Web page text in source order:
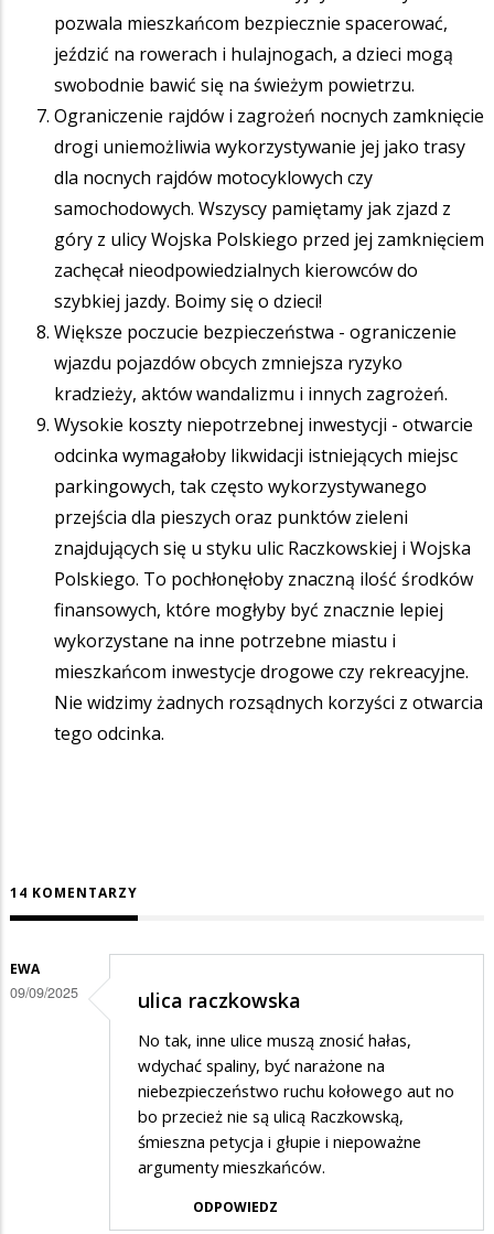
pozwala mieszkańcom bezpiecznie spacerować,
jeździć na rowerach i hulajnogach, a dzieci mogą
swobodnie bawić się na świeżym powietrzu.
Ograniczenie rajdów i zagrożeń nocnych zamknięcie
drogi uniemożliwia wykorzystywanie jej jako trasy
dla nocnych rajdów motocyklowych czy
samochodowych. Wszyscy pamiętamy jak zjazd z
góry z ulicy Wojska Polskiego przed jej zamknięciem
zachęcał nieodpowiedzialnych kierowców do
szybkiej jazdy. Boimy się o dzieci!
Większe poczucie bezpieczeństwa - ograniczenie
wjazdu pojazdów obcych zmniejsza ryzyko
kradzieży, aktów wandalizmu i innych zagrożeń.
Wysokie koszty niepotrzebnej inwestycji - otwarcie
odcinka wymagałoby likwidacji istniejących miejsc
parkingowych, tak często wykorzystywanego
przejścia dla pieszych oraz punktów zieleni
znajdujących się u styku ulic Raczkowskiej i Wojska
Polskiego. To pochłonęłoby znaczną ilość środków
finansowych, które mogłyby być znacznie lepiej
wykorzystane na inne potrzebne miastu i
mieszkańcom inwestycje drogowe czy rekreacyjne.
Nie widzimy żadnych rozsądnych korzyści z otwarcia
tego odcinka.
14 KOMENTARZY
EWA
09/09/2025 ulica raczkowska
No tak, inne ulice muszą znosić hałas,
wdychać spaliny, być narażone na
niebezpieczeństwo ruchu kołowego aut no
bo przecież nie są ulicą Raczkowską,
śmieszna petycja i głupie i niepoważne
argumenty mieszkańców.
ODPOWIEDZ